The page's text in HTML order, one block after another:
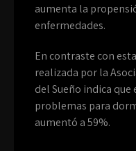
aumenta la
enfermedades.
En contraste con
realizada por la
del Sueño indica
problemas para
aumentó a 59%.